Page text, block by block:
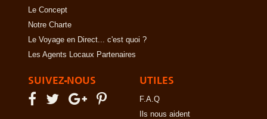
Le Concept
Notre Charte
Le Voyage en Direct... c'est quoi ?
Les Agents Locaux Partenaires
SUIVEZ-NOUS UTILES
F.A.Q
Ils nous aident